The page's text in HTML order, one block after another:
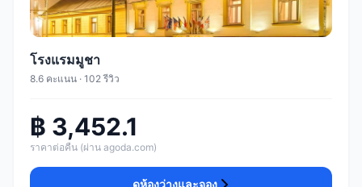
โรงแรมมูชา
8.6 คะแนน · 102 รีวิว
฿ 3,452.1
ราคาต่อคืน (ผ่าน agoda.com)
ดูห้องว่างและจอง